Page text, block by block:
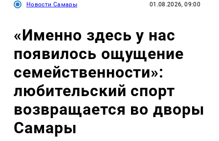
Новости Самары 01.08.2026, 09:00
«Именно здесь у нас
появилось ощущение
семейственности»:
любительский спорт
возвращается во дворы
Самары